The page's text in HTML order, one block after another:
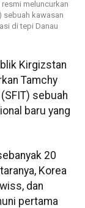
meluncurkan
sebuah kawasan
di tepi Danau
Kirgizstan
Tamchy
sebuah
baru yang
20
Korea
dan
pertama